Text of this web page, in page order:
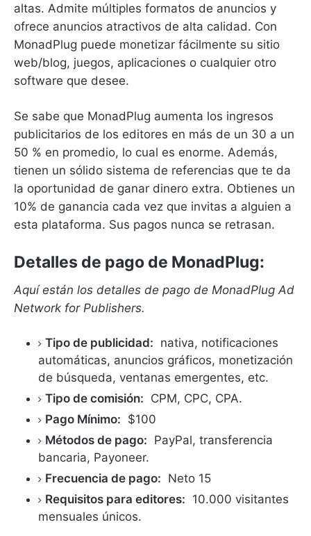
altas. Admite múltiples formatos de anuncios y
ofrece anuncios atractivos de alta calidad. Con
MonadPlug puede monetizar fácilmente su sitio
web/blog, juegos, aplicaciones o cualquier otro
software que desee.
Se sabe que MonadPlug aumenta los ingresos
publicitarios de los editores en más de un 30 a un
50 % en promedio, lo cual es enorme. Además,
tienen un sólido sistema de referencias que te da
la oportunidad de ganar dinero extra. Obtienes un
10% de ganancia cada vez que invitas a alguien a
esta plataforma. Sus pagos nunca se retrasan.
Detalles de pago de MonadPlug:
Aquí están los detalles de pago de MonadPlug Ad
Network for Publishers.
Tipo de publicidad: nativa, notificaciones
automáticas, anuncios gráficos, monetización
de búsqueda, ventanas emergentes, etc.
Tipo de comisión: CPM, CPC, CPA.
Pago Mínimo: $100
Métodos de pago: PayPal, transferencia
bancaria, Payoneer.
Frecuencia de pago: Neto 15
Requisitos para editores: 10.000 visitantes
mensuales únicos.